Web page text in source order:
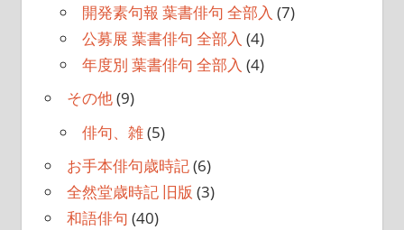
開発素句報 葉書俳句 全部入 (7)
公募展 葉書俳句 全部入 (4)
年度別 葉書俳句 全部入 (4)
その他(9)
俳句、雑(5)
お手本俳句歳時記(6)
全然堂歳時記 旧版 (3)
和語俳句 (40)